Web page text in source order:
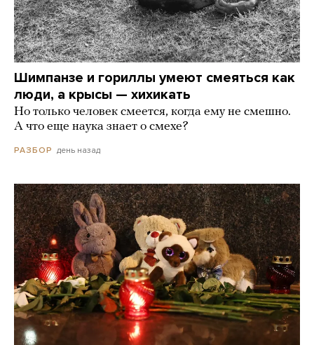
Шимпанзе и гориллы умеют смеяться как
люди, а крысы — хихикать
Но только человек смеется, когда ему не смешно.
А что еще наука знает о смехе?
РАЗБОР день назад